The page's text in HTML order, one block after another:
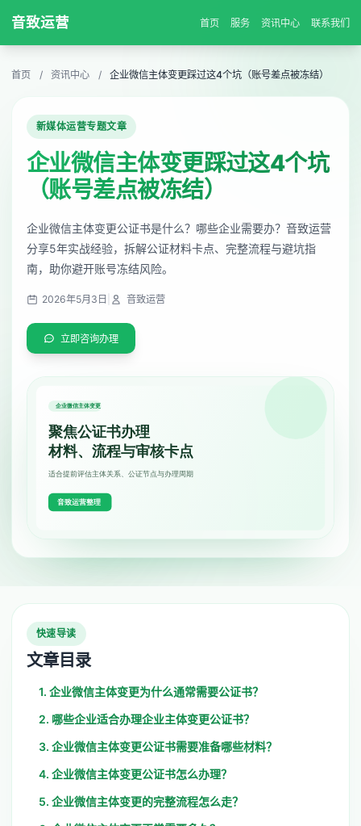
音致运营 首页 服务 资讯中心 联系我们
首页 / 资讯中心 / 企业微信主体变更踩过这4个坑（账号差点被冻结）
新媒体运营专题文章
企业微信主体变更踩过这4个坑
（账号差点被冻结）
企业微信主体变更公证书是什么？哪些企业需要办？音致运营
分享5年实战经验，拆解公证材料卡点、完整流程与避坑指
南，助你避开账号冻结风险。
2026年5月3日 音致运营
立即咨询办理
快速导读
文章目录
1. 企业微信主体变更为什么通常需要公证书？
2. 哪些企业适合办理企业主体变更公证书？
3. 企业微信主体变更公证书需要准备哪些材料？
4. 企业微信主体变更公证书怎么办理？
5. 企业微信主体变更的完整流程怎么走？